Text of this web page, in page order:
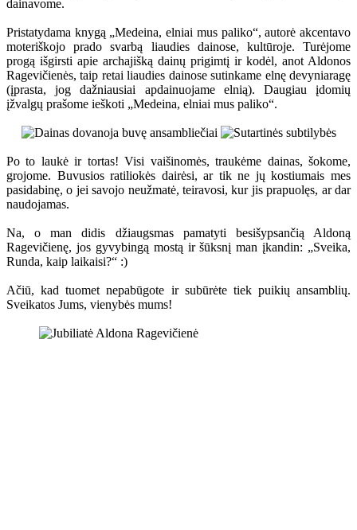
dainavome.
Pristatydama knygą „Medeina, elniai mus paliko“, autorė akcentavo
moteriškojo prado svarbą liaudies dainose, kultūroje. Turėjome
progą išgirsti apie archajišką dainų prigimtį ir kodėl, anot Aldonos
Ragevičienės, taip retai liaudies dainose sutinkame elnę devyniaragę
(įprasta, jog dažniausiai apdainuojame elnią). Daugiau įdomių
įžvalgų prašome ieškoti „Medeina, elniai mus paliko“.
Po to laukė ir tortas! Visi vaišinomės, traukėme dainas, šokome,
grojome. Buvusios ratiliokės dairėsi, ar tik ne jų kostiumais mes
pasidabinę, o jei savojo neužmatė, teiravosi, kur jis prapuolęs, ar dar
naudojamas.
Na, o man didis džiaugsmas pamatyti besišypsančią Aldoną
Ragevičienę, jos gyvybingą mostą ir šūksnį man įkandin: „Sveika,
Runda, kaip laikaisi?“ :)
Ačiū, kad tuomet nepabūgote ir subūrėte tiek puikių ansamblių.
Sveikatos Jums, vienybės mums!